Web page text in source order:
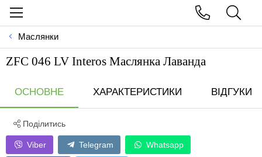
Маслянки
ZFC 046 LV Interos Маслянка Лаванда
ОСНОВНЕ ХАРАКТЕРИСТИКИ ВІДГУКИ
Поділитись
Viber Telegram Whatsapp